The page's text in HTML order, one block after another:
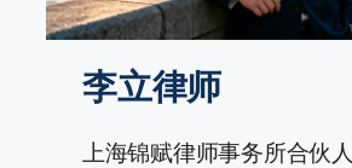
李立律师
上海锦赋律师事务所合伙人